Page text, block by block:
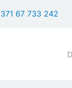
67 733 242